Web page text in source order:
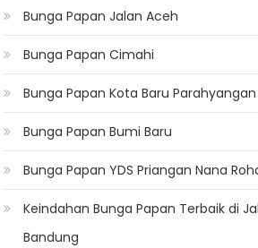
Bunga Papan Jalan Aceh
Bunga Papan Cimahi
Bunga Papan Kota Baru Parahyangan
Bunga Papan Bumi Baru
Bunga Papan YDS Priangan Nana
Keindahan Bunga Papan Terbaik di
Bandung